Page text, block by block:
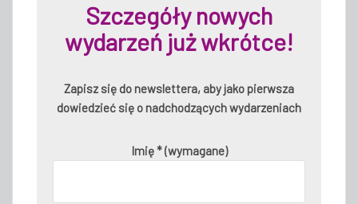
Szczegóły nowych
wydarzeń już wkrótce!
Zapisz się do newslettera, aby jako pierwsza
dowiedzieć się o nadchodzących wydarzeniach
Imię * (wymagane)